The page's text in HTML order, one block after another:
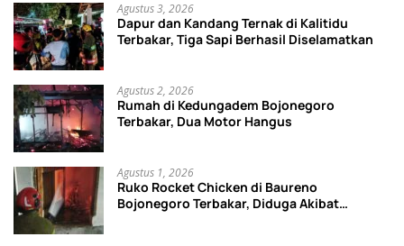
Agustus 3, 2026
Dapur dan Kandang Ternak di Kalitidu
Terbakar, Tiga Sapi Berhasil Diselamatkan
Agustus 2, 2026
Rumah di Kedungadem Bojonegoro
Terbakar, Dua Motor Hangus
Agustus 1, 2026
Ruko Rocket Chicken di Baureno
Bojonegoro Terbakar, Diduga Akibat